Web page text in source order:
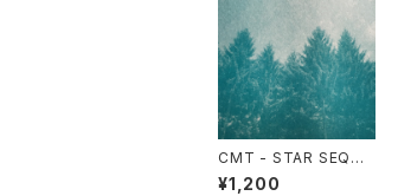
CMT - STAR SEQUE
NCE(CD)
¥1,200